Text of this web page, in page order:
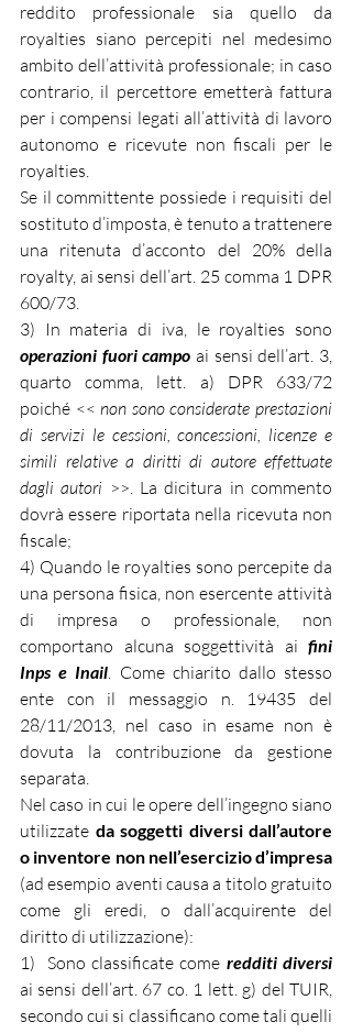
reddito professionale sia quello da
royalties siano percepiti nel medesimo
ambito dell’attività professionale; in caso
contrario, il percettore emetterà fattura
per i compensi legati all’attività di lavoro
autonomo e ricevute non fiscali per le
royalties.
Se il committente possiede i requisiti del
sostituto d’imposta, è tenuto a trattenere
una ritenuta d’acconto del 20% della
royalty, ai sensi dell’art. 25 comma 1 DPR
600/73.
operazioni fuori campo ai sensi dell’art. 3,
quarto comma, lett. a) DPR 633/72
poiché << non sono considerate prestazioni
di servizi le cessioni, concessioni, licenze e
simili relative a diritti di autore effettuate
dagli autori >>. La dicitura in commento
dovrà essere riportata nella ricevuta non
fiscale;
4) Quando le royalties sono percepite da
una persona fisica, non esercente attività
di impresa o professionale, non
comportano alcuna soggettività ai fini
Inps e Inail. Come chiarito dallo stesso
ente con il messaggio n. 19435 del
28/11/2013, nel caso in esame non è
dovuta la contribuzione da gestione
separata.
Nel caso in cui le opere dell’ingegno siano
utilizzate da soggetti diversi dall’autore
(ad esempio aventi causa a titolo gratuito
come gli eredi, o dall’acquirente del
diritto di utilizzazione):
1)  Sono classificate come redditi diversi
ai sensi dell’art. 67 co. 1 lett. g) del TUIR,
secondo cui si classificano come tali quelli